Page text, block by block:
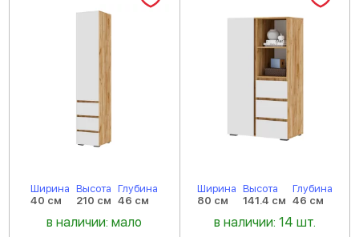
Ширина
40 см
Высота
210 см
Глубина
46 см
в наличии: мало
Ширина
80 см
Высота
141.4 см
Глубина
46 см
в наличии: 14 шт.